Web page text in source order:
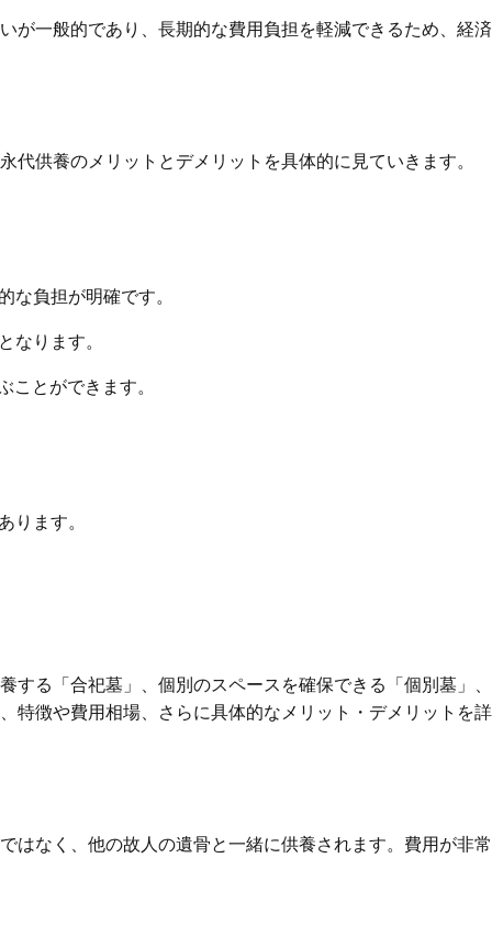
が一般的であり、長期的な費用負担を軽減できるため、経済
供養のメリットとデメリットを具体的に見ていきます。
負担が明確です。
ります。
とができます。
ります。
る「合祀墓」、個別のスペースを確保できる「個別墓」、
特徴や費用相場、さらに具体的なメリット・デメリットを詳
はなく、他の故人の遺骨と一緒に供養されます。費用が非常